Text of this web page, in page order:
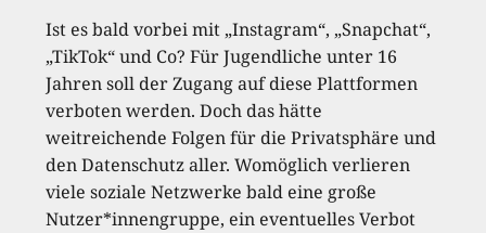
Ist es bald vorbei mit „Instagram“, „Snapchat“,
„TikTok“ und Co? Für Jugendliche unter 16
Jahren soll der Zugang auf diese Plattformen
verboten werden. Doch das hätte
weitreichende Folgen für die Privatsphäre und
den Datenschutz aller. Womöglich verlieren
viele soziale Netzwerke bald eine große
Nutzer*innengruppe, ein eventuelles Verbot